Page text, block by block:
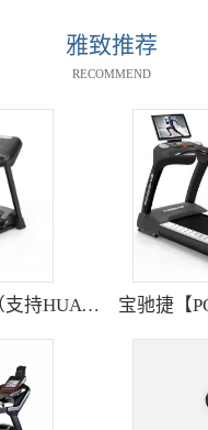
雅致推荐
RECOMMEND
A9 智能跑步机（支持HUAWEI HiLink） SH-T9119P